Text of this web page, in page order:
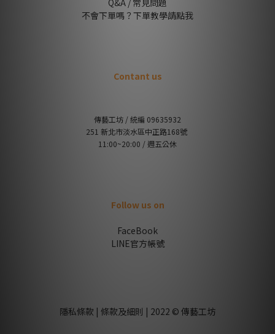
Q&A / 常見問題
不會下單嗎？下單教學請點我
Contant us
傳藝工坊 / 統編 09635932
251 新北市淡水區中正路168號
11:00~20:00 / 週五公休
Follow us on
FaceBook
LINE官方帳號
隱私條款 | 條款及細則 | 2022 © 傳藝工坊